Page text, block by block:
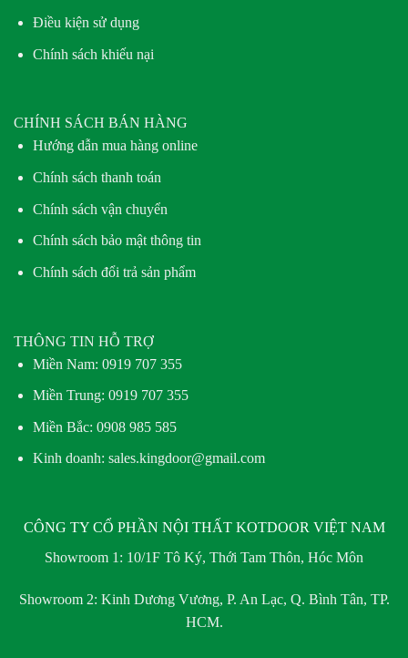
Điều kiện sử dụng
Chính sách khiếu nại
CHÍNH SÁCH BÁN HÀNG
Hướng dẫn mua hàng online
Chính sách thanh toán
Chính sách vận chuyển
Chính sách bảo mật thông tin
Chính sách đổi trả sản phẩm
THÔNG TIN HỖ TRỢ
Miền Nam: 0919 707 355
Miền Trung: 0919 707 355
Miền Bắc: 0908 985 585
Kinh doanh: sales.kingdoor@gmail.com
CÔNG TY CỔ PHẦN NỘI THẤT KOTDOOR VIỆT NAM
Showroom 1: 10/1F Tô Ký, Thới Tam Thôn, Hóc Môn
Showroom 2: Kinh Dương Vương, P. An Lạc, Q. Bình Tân, TP.
HCM.